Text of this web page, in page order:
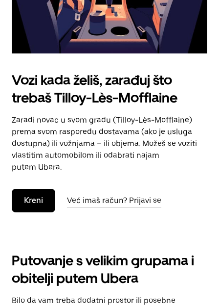
Vozi kada želiš, zarađuj što
trebaš Tilloy-Lès-Mofflaine
Zaradi novac u svom gradu (Tilloy-Lès-Mofflaine)
prema svom rasporedu dostavama (ako je usluga
dostupna) ili vožnjama – ili objema. Možeš se voziti
vlastitim automobilom ili odabrati najam
putem Ubera.
Kreni Već imaš račun? Prijavi se
Putovanje s velikim grupama i
obitelji putem Ubera
Bilo da vam treba dodatni prostor ili posebne